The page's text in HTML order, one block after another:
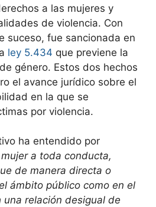
a las mujeres y
de violencia. Con
suceso, fue sancionada en
ley 5.434 que previene la
género. Estos dos hechos
el avance jurídico sobre el
en la que se
por violencia.
ha entendido por
a toda conducta,
de manera directa o
ámbito público como en el
relación desigual de